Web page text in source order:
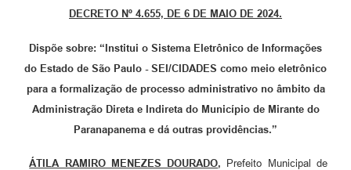
Regimento Interno da Controladoria Interna
Radar da Transparência Pública
Pesquisa de satisfação
Turismo
DECRETO Nº 4.655, DE 6 DE MAIO DE 2024.
Dispõe sobre: “Institui o Sistema Eletrônico de Informações
do Estado de São Paulo - SEI/CIDADES como meio eletrônico
para a formalização de processo administrativo no âmbito da
Administração Direta e Indireta do Município de Mirante do
Paranapanema e dá outras providências.”
ÁTILA RAMIRO MENEZES DOURADO,
Prefeito Municipal de